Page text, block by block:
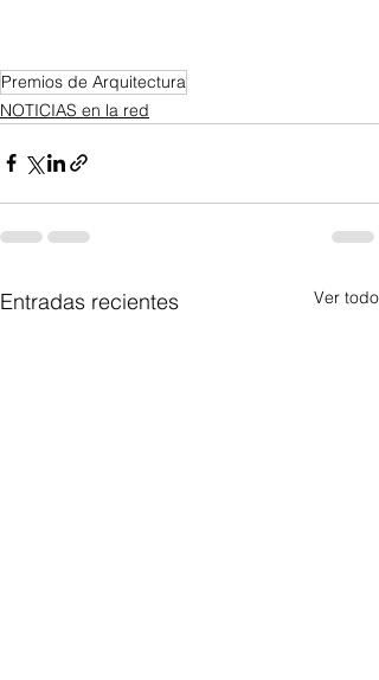
Premios de Arquitectura
NOTICIAS en la red
Entradas recientes Ver todo